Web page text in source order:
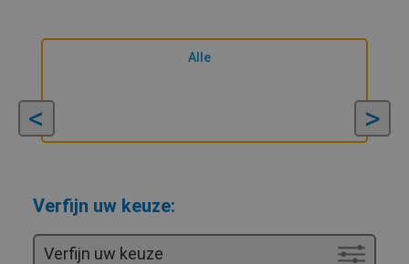
Alle
< >
Verfijn uw keuze:
Verfijn uw keuze